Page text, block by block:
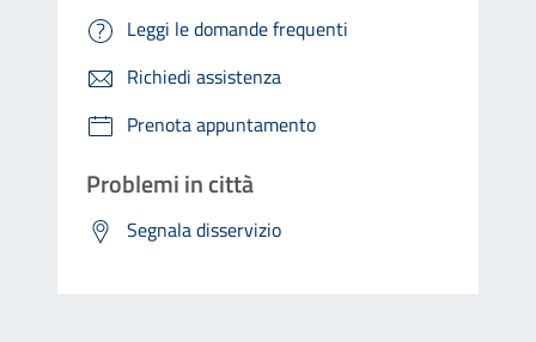
Leggi le domande frequenti
Richiedi assistenza
Prenota appuntamento
Problemi in città
Segnala disservizio